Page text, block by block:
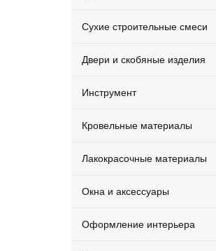
Сухие строительные смеси
Двери и скобяные изделия
Инструмент
Кровельные материалы
Лакокрасочные материалы
Окна и аксессуары
Оформление интерьера